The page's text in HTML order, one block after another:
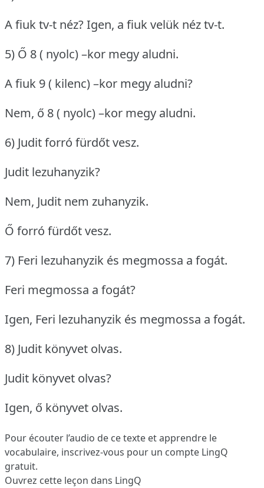
A fiuk tv-t néz?Igen, a fiuk velük néz tv-t.
5) Ő 8 ( nyolc) –kor megy aludni.
A fiuk 9 ( kilenc) –kor megy aludni?
Nem, ő 8 ( nyolc) –kor megy aludni.
6) Judit forró fürdőt vesz.
Judit lezuhanyzik?
Nem, Judit nem zuhanyzik.
Ő forró fürdőt vesz.
7) Feri lezuhanyzik és megmossa a fogát.
Feri megmossa a fogát?
Igen, Feri lezuhanyzik és megmossa a fogát.
8) Judit könyvet olvas.
Judit könyvet olvas?
Igen, ő könyvet olvas.
Pour écouter l’audio de ce texte et apprendre le
vocabulaire, inscrivez-vous pour un compte LingQ
gratuit.
Ouvrez cette leçon dans LingQ